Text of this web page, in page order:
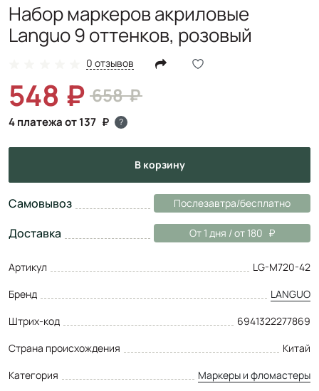
Набор маркеров акриловые
Languo 9 оттенков, розовый
0 отзывов
658
548
4 платежа от 137 ?
в корзину
Самовывоз Послезавтра/бесплатно
Доставка От 1 дня / от 180
Артикул
LG-M720-42
Бренд
LANGUO
Штрих-код
6941322277869
Страна происхождения
Китай
Категория
Маркеры и фломастеры